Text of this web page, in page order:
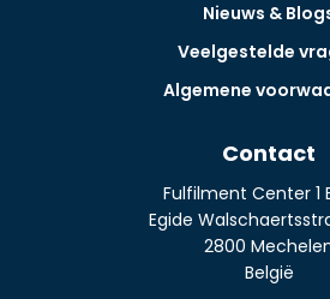
Nieuws &
Veelgestelde
Algemene
Contact
Fulfilment Center 1
Egide
2800
België